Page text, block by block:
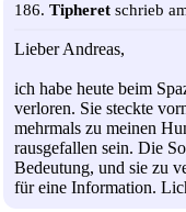
186. Tipheret schrieb
Lieber Andreas,
ich habe heute beim
verloren. Sie steckte
mehrmals zu meinen
rausgefallen sein. Die
Bedeutung, und sie zu
für eine Information.